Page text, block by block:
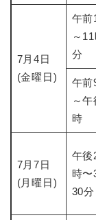
7月4日
(金曜日)
午前
～
分
午前
～
時
7月7日
(月曜日)
午後
時〜
30分